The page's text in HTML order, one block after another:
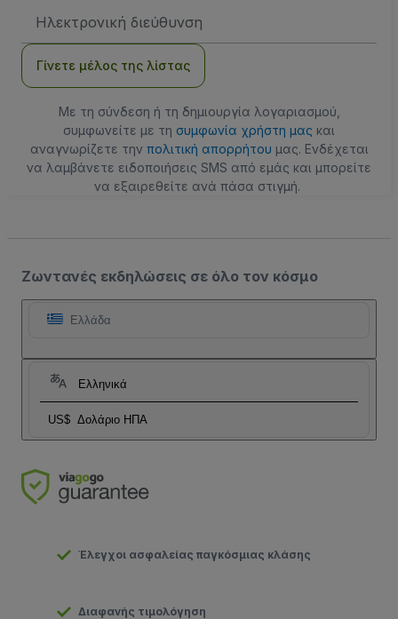
Email
Γίνετε μέλος της λίστας
Με τη σύνδεση ή τη δημιουργία λογαριασμού,
συμφωνείτε με τη συμφωνία χρήστη μας και
αναγνωρίζετε την πολιτική απορρήτου μας. Ενδέχεται
να λαμβάνετε ειδοποιήσεις SMS από εμάς και μπορείτε
να εξαιρεθείτε ανά πάσα στιγμή.
Ζωντανές εκδηλώσεις σε όλο τον κόσμο
Ελλάδα
Ελληνικά
US$ Δολάριο ΗΠΑ
Έλεγχοι ασφαλείας παγκόσμιας κλάσης
Διαφανής τιμολόγηση